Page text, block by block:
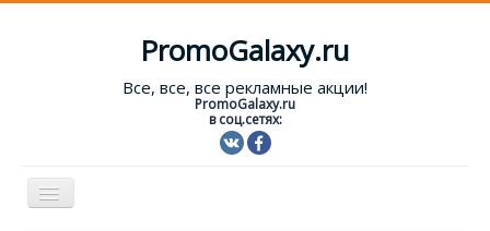
PromoGalaxy.ru
Все, все, все рекламные акции!
PromoGalaxy.ru
в соц.сетях:
Включить/